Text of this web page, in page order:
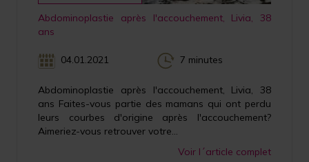
Abdominoplastie après l'accouchement, Livia, 38
ans
04.01.2021 7 minutes
Abdominoplastie après l'accouchement, Livia, 38
ans Faites-vous partie des mamans qui ont perdu
leurs courbes d'origine après l'accouchement?
Aimeriez-vous retrouver votre...
Voir l´article complet